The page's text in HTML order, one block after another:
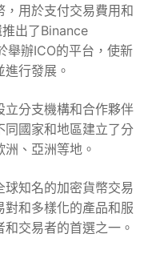
，用於支付交易費用和
出了Binance
舉辦ICO的平台，使新
行發展。
立分支機構和合作夥伴
同國家和地區建立了分
、亞洲等地。
知名的加密貨幣交易
和多樣化的產品和服
交易者的首選之一。